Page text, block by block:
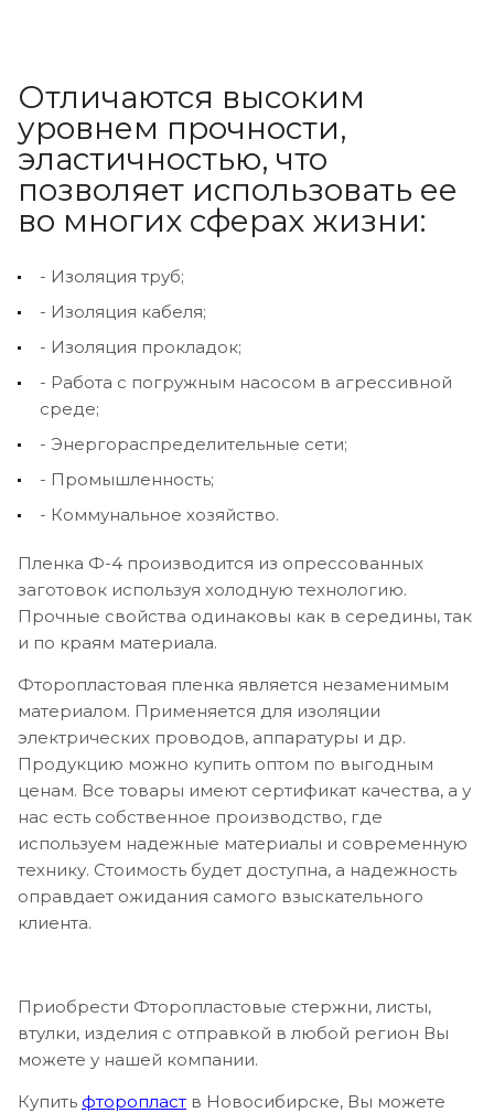
Отличаются высоким
уровнем прочности,
эластичностью, что
позволяет использовать ее
во многих сферах жизни:
- Изоляция труб;
- Изоляция кабеля;
- Изоляция прокладок;
- Работа с погружным насосом в агрессивной
среде;
- Энергораспределительные сети;
- Промышленность;
- Коммунальное хозяйство.
Пленка Ф-4 производится из опрессованных
заготовок используя холодную технологию.
Прочные свойства одинаковы как в середины, так
и по краям материала.
Фторопластовая пленка является незаменимым
материалом. Применяется для изоляции
электрических проводов, аппаратуры и др.
Продукцию можно купить оптом по выгодным
ценам. Все товары имеют сертификат качества, а у
нас есть собственное производство, где
используем надежные материалы и современную
технику. Стоимость будет доступна, а надежность
оправдает ожидания самого взыскательного
клиента.
Приобрести Фторопластовые стержни, листы,
втулки, изделия с отправкой в любой регион Вы
можете у нашей компании.
Купить фторопласт в Новосибирске, Вы можете